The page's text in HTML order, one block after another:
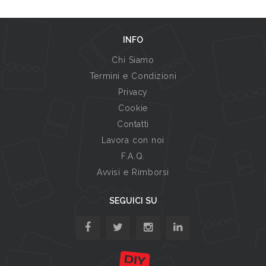
INFO
Chi Siamo
Termini e Condizioni
Privacy
Cookie
Contatti
Lavora con noi
F.A.Q.
Avvisi e Rimborsi
SEGUICI SU